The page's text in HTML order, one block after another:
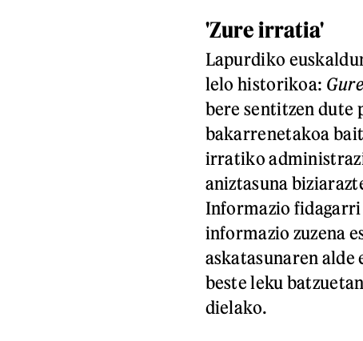
'Zure irratia'
Lapurdiko
lelo historikoa:
bere sentitzen dute
bakarrenetakoa
irratiko
aniztasuna
Informazio
informazio zuzena
askatasunaren alde
beste leku
dielako.